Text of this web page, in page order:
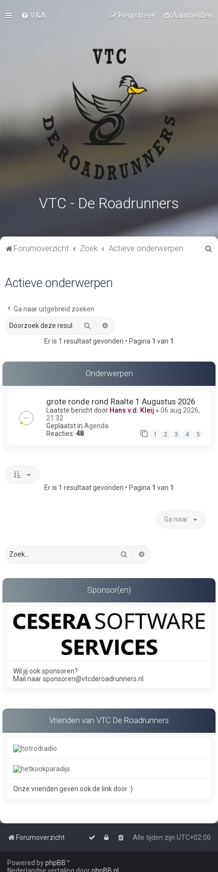
V&A Aanmelden
Registreer
VTC - De Roadrunners
Forumoverzicht Zoek Actieve onderwerpen
Actieve onderwerpen
Ga naar uitgebreid zoeken
Zoek
Er is 1 resultaat gevonden • Pagina 1 van 1
Onderwerpen
grote ronde rond Raalte 1 Augustus 2026
Laatste bericht door Hans v.d. Kleij « 06 aug 2026,
21:32
Geplaatst in Agenda
Reacties: 48 1 2 3 4 5
Er is 1 resultaat gevonden • Pagina 1 van 1
Ga naar
Zoek
Sponsor(en)
Wil jij ook sponsoren?
Mail naar sponsoren@vtcderoadrunners.nl
Vrienden van VTC De Roadrunners
Onze vrienden geven ook de link door :)
Forumoverzicht Alle tijden zijn UTC+02:00
Powered byphpBB™